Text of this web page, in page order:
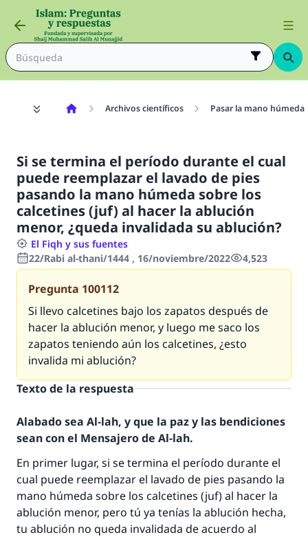
Archivos científicos Pasar la mano húmeda
Si se termina el período durante el cual
puede reemplazar el lavado de pies
pasando la mano húmeda sobre los
calcetines (juf) al hacer la ablución
menor, ¿queda invalidada su ablución?
El Fiqh y sus fuentes
22/Rabi al-thani/1444 , 16/noviembre/2022
4,523
Pregunta 100112
Si llevo calcetines bajo los zapatos después de
hacer la ablución menor, y luego me saco los
zapatos teniendo aún los calcetines, ¿esto
invalida mi ablución?
Texto de la respuesta
Alabado sea Al-lah, y que la paz y las bendiciones
sean con el Mensajero de Al-lah.
En primer lugar, si se termina el período durante el
cual puede reemplazar el lavado de pies pasando la
mano húmeda sobre los calcetines (juf) al hacer la
ablución menor, pero tú ya tenías la ablución hecha,
tu ablución no queda invalidada de acuerdo al